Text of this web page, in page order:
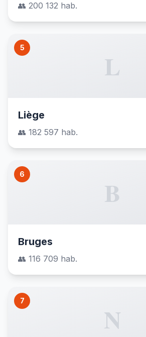
👥 200 132 hab.
5
L
Liège
👥 182 597 hab.
6
B
Bruges
👥 116 709 hab.
7
N